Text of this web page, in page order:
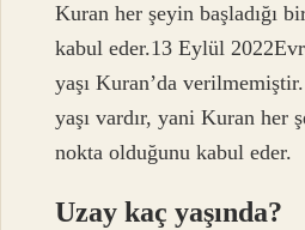
Kuran her şeyin başladığı
kabul eder.13 Eylül
yaşı Kuran’da
yaşı vardır, yani Kuran her
nokta olduğunu kabul eder.
Uzay kaç yaşında?